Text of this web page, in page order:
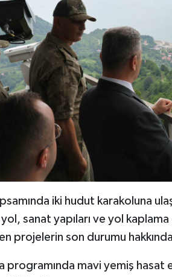
iki hudut karakoluna
sanat yapıları ve yol kaplama
projelerin son durumu
programında mavi yemiş hasat